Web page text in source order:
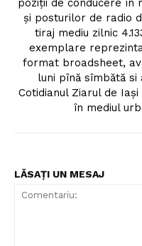
poziţii de conducere în
şi posturilor de radio
tiraj mediu zilnic
exemplare
format broadsheet,
luni pînă sîmbătă
Cotidianul Ziarul de
în mediul
LĂSAȚI UN MESAJ